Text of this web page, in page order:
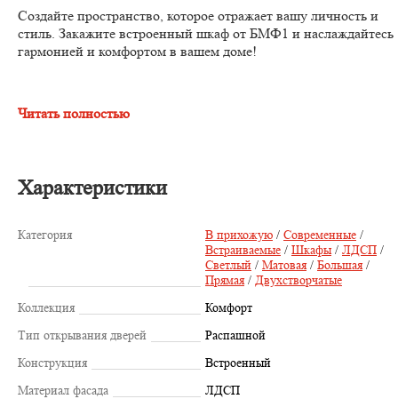
Создайте пространство, которое отражает вашу личность и
стиль. Закажите встроенный шкаф от БМФ1 и наслаждайтесь
гармонией и комфортом в вашем доме!
Читать полностью
Характеристики
Категория В прихожую / Современные /
Встраиваемые / Шкафы / ЛДСП /
Светлый / Матовая / Большая /
Прямая / Двухстворчатые
Коллекция
Комфорт
Тип открывания дверей
Распашной
Конструкция
Встроенный
Материал фасада
ЛДСП